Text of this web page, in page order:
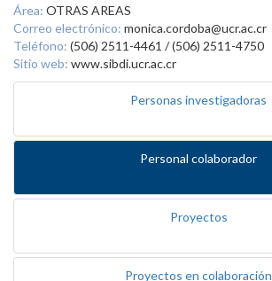
Área: OTRAS AREAS
Correo electrónico: monica.cordoba@ucr.ac.cr
Teléfono: (506) 2511-4461 / (506) 2511-4750
Sitio web: www.sibdi.ucr.ac.cr
Personas investigadoras
Personal colaborador
Proyectos
Proyectos en colaboración